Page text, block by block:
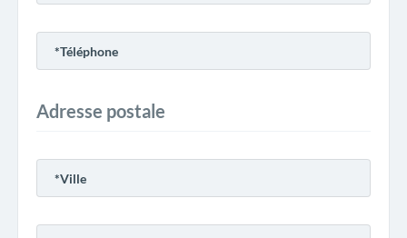
Adresse postale